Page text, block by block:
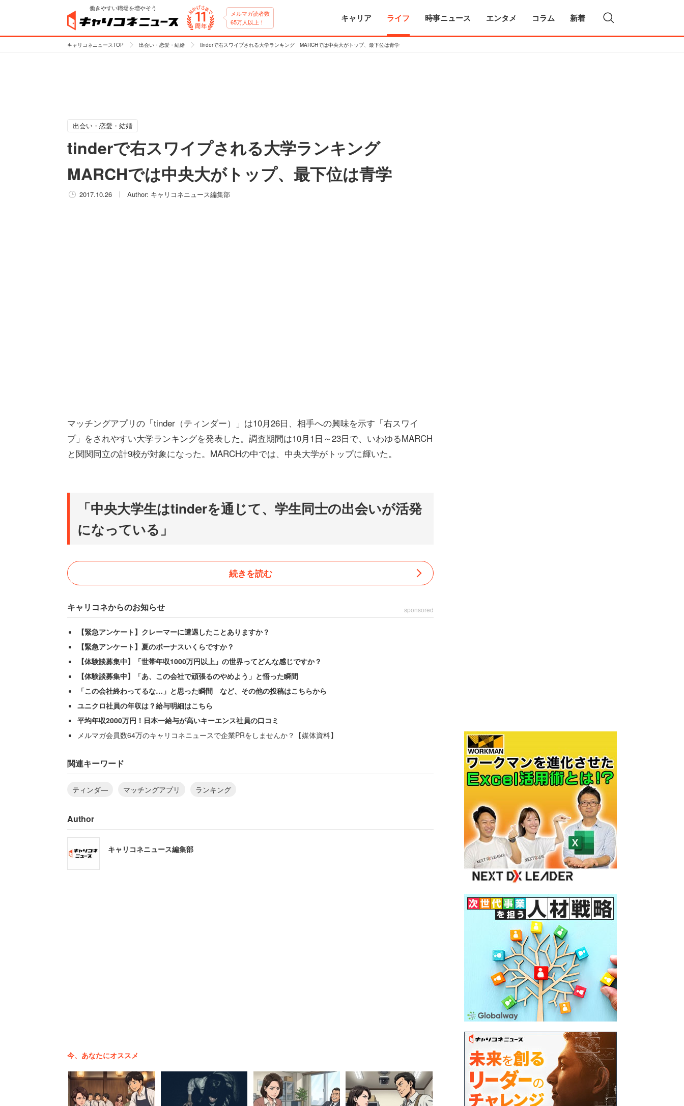
働きやすい職場を増やそう
メルマガ読者数
65万人以上！
キャリア ライフ 時事ニュース エンタメ コラム 新着
キャリコネニュースTOP 出会い・恋愛・結婚 tinderで右スワイプされる大学ランキング MARCHでは中央大がトップ、最下位は青学
出会い・恋愛・結婚
tinderで右スワイプされる大学ランキング
MARCHでは中央大がトップ、最下位は青学
2017.10.26 Author: キャリコネニュース編集部
マッチングアプリの「tinder（ティンダー）」は10月26日、相手への興味を示す「右スワイ
プ」をされやすい大学ランキングを発表した。調査期間は10月1日～23日で、いわゆるMARCH
と関関同立の計9校が対象になった。MARCHの中では、中央大学がトップに輝いた。
「中央大学生はtinderを通じて、学生同士の出会いが活発
になっている」
2位以下は、
続きを読む
キャリコネからのお知らせ sponsored
【緊急アンケート】クレーマーに遭遇したことありますか？
【緊急アンケート】夏のボーナスいくらですか？
【体験談募集中】「世帯年収1000万円以上」の世界ってどんな感じですか？
【体験談募集中】「あ、この会社で頑張るのやめよう」と悟った瞬間
「この会社終わってるな…」と思った瞬間 など、その他の投稿はこちらから
ユニクロ社員の年収は？給与明細はこちら
平均年収2000万円！日本一給与が高いキーエンス社員の口コミ
メルマガ会員数64万のキャリコネニュースで企業PRをしませんか？【媒体資料】
関連キーワード
ティンダ― マッチングアプリ ランキング
Author
キャリコネニュース編集部
今、あなたにオススメ